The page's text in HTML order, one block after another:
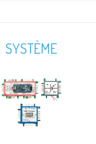
SYSTÈME